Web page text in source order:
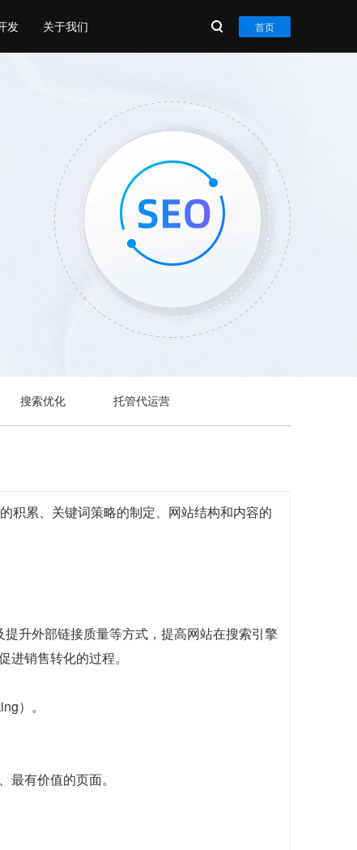
发 关于我们 首页
搜索优化 托管代运营
积累、关键词策略的制定、网站结构和内容的
升外部链接质量等方式，提高网站在搜索引擎
销售转化的过程。
）。
有价值的页面。